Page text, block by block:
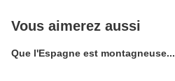
Vous aimerez aussi
Que l'Espagne est montagneuse...